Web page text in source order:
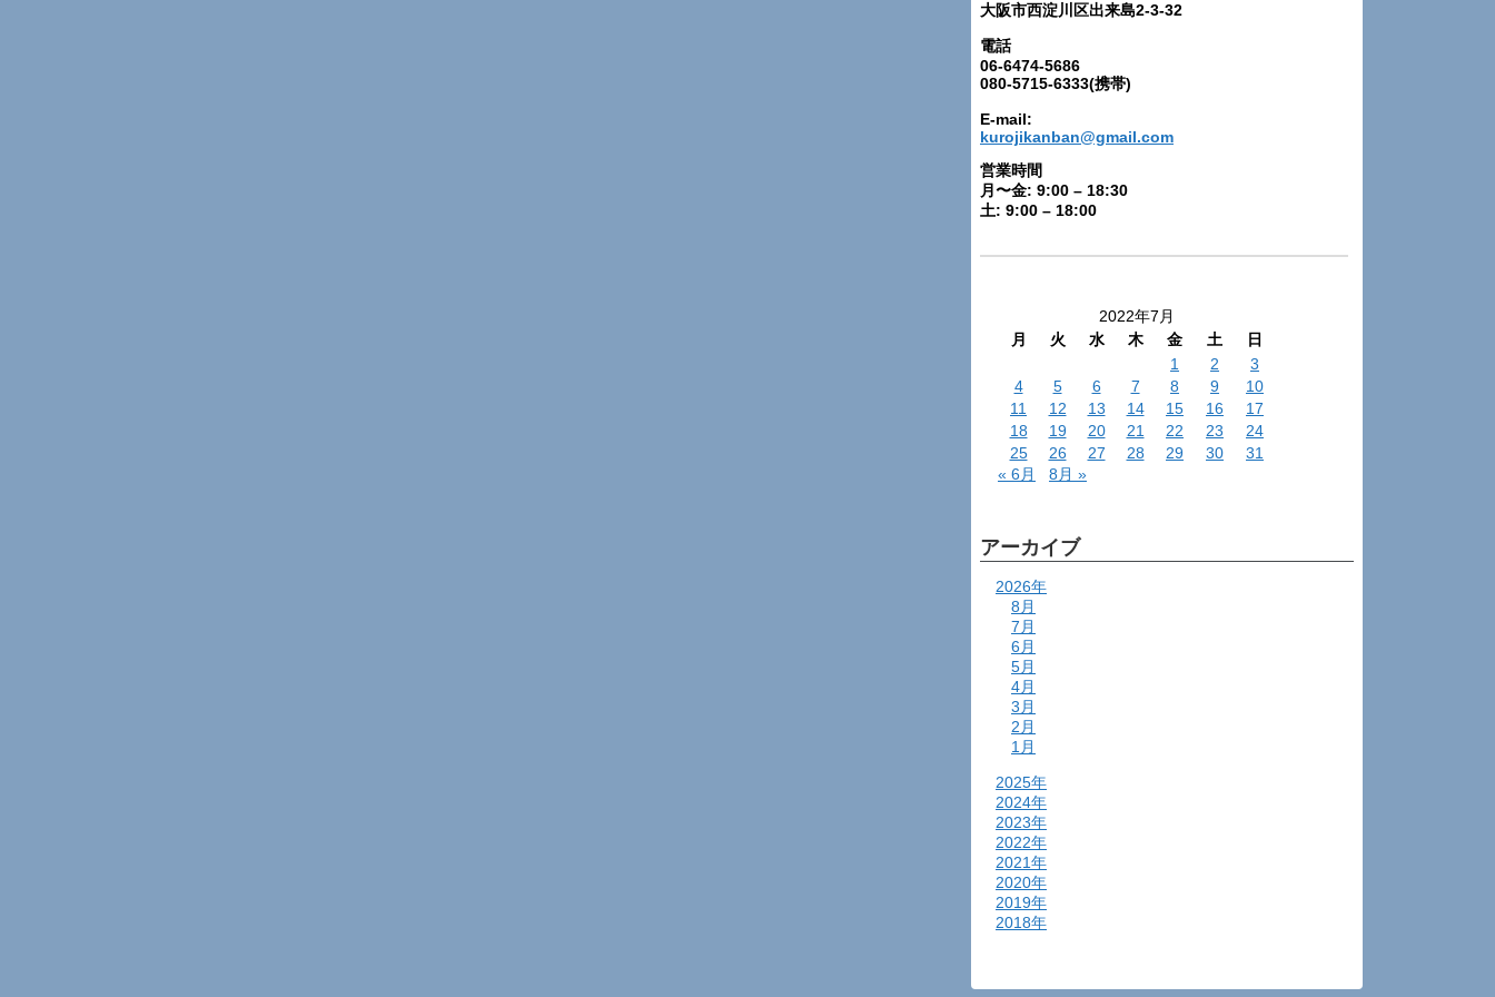
大阪市西淀川区出来島2-3-32
電話
06-6474-5686
080-5715-6333(携帯)
E-mail:
kurojikanban@gmail.com
営業時間
月〜金: 9:00 – 18:30
土: 9:00 – 18:00
2022年7月
月
火 水 木 金 土
日
1
2
3
4
5 6 7 8 9
10
11
12 13 14 15 16
17
18
19 20 21 22 23
24
25
26 27 28 29 30
31
« 6月
8月 »
アーカイブ
2026年
8月
7月
6月
5月
4月
3月
2月
1月
2025年
2024年
2023年
2022年
2021年
2020年
2019年
2018年